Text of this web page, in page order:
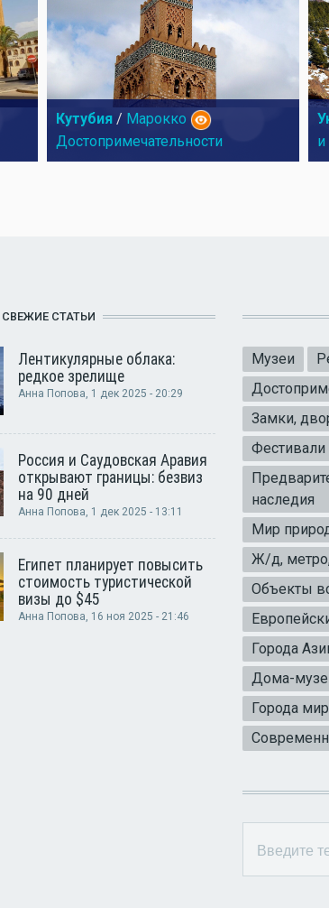
Кутубия / Марокко
Достопримечательности
и
СВЕЖИЕ СТАТЬИ
Лентикулярные облака:
редкое зрелище
Анна Попова, 1 дек 2025 - 20:29
Россия и Саудовская Аравия
открывают границы: безвиз
на 90 дней
Анна Попова, 1 дек 2025 - 13:11
Египет планирует повысить
стоимость туристической
визы до $45
Анна Попова, 16 ноя 2025 - 21:46
Музеи
Замки,
Фестивали
наследия
Мир
Ж/д,
Объекты
Города
Дома-
Города